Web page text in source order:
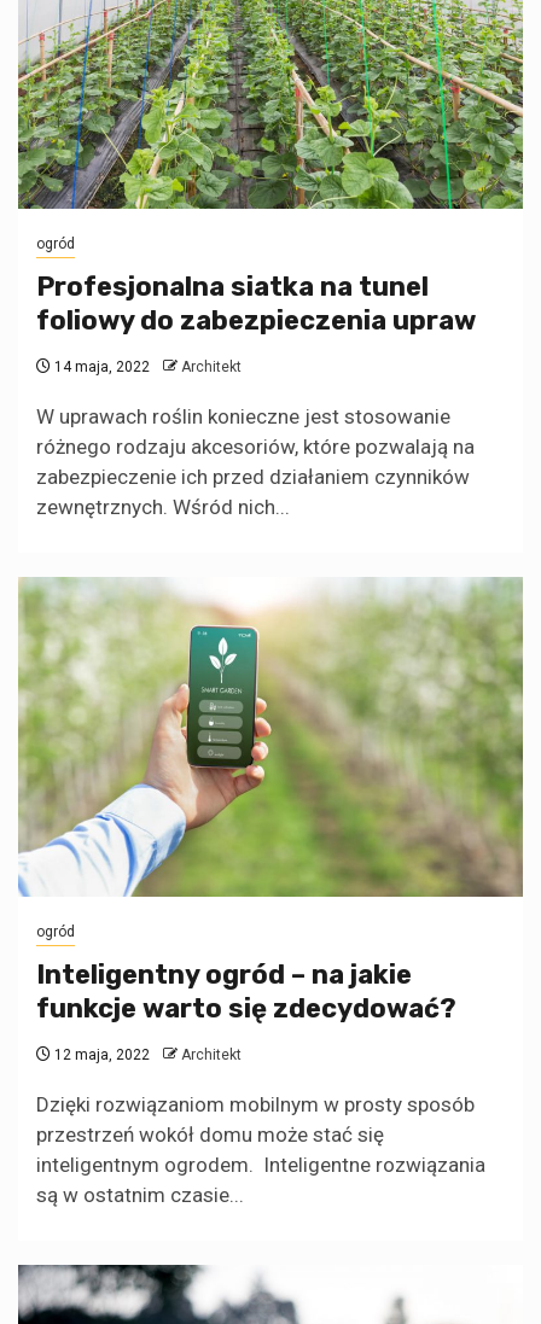
ogród
Profesjonalna siatka na tunel
foliowy do zabezpieczenia upraw
14 maja, 2022 Architekt
W uprawach roślin konieczne jest stosowanie
różnego rodzaju akcesoriów, które pozwalają na
zabezpieczenie ich przed działaniem czynników
zewnętrznych. Wśród nich...
ogród
Inteligentny ogród – na jakie
funkcje warto się zdecydować?
12 maja, 2022 Architekt
Dzięki rozwiązaniom mobilnym w prosty sposób
przestrzeń wokół domu może stać się
inteligentnym ogrodem. Inteligentne rozwiązania
są w ostatnim czasie...